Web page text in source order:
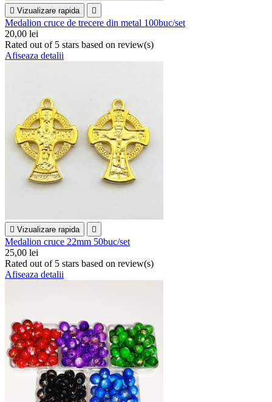
 Vizualizare rapida 
Medalion cruce de trecere din metal 100buc/set
20,00 lei
Rated out of 5 stars based on review(s)
Afiseaza detalii
 Vizualizare rapida 
Medalion cruce 22mm 50buc/set
25,00 lei
Rated out of 5 stars based on review(s)
Afiseaza detalii